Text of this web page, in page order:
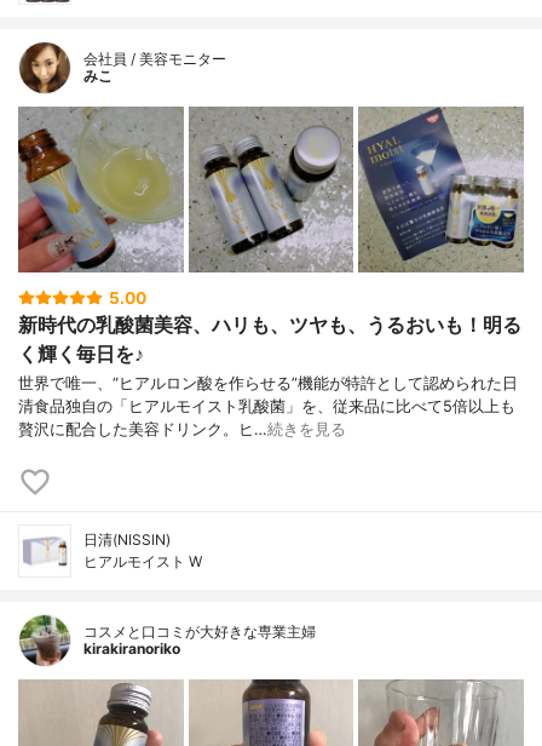
会社員 / 美容モニター
みこ
5.00
新時代の乳酸菌美容、ハリも、ツヤも、うるおいも！明る
く輝く毎日を♪
世界で唯一、“ヒアルロン酸を作らせる”機能が特許として認められた日
清食品独自の「ヒアルモイスト乳酸菌」を、従来品に比べて5倍以上も
贅沢に配合した美容ドリンク。ヒ…続きを見る
日清(NISSIN)
ヒアルモイスト W
コスメと口コミが大好きな専業主婦
kirakiranoriko